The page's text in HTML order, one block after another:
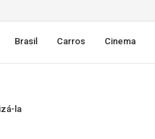
Brasil Carros Cinema
la